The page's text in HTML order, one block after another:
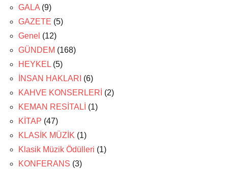
GALA (9)
GAZETE (5)
Genel (12)
GÜNDEM (168)
HEYKEL (5)
İNSAN HAKLARI (6)
KAHVE KONSERLERİ (2)
KEMAN RESİTALİ (1)
KİTAP (47)
KLASİK MÜZİK (1)
Klasik Müzik Ödülleri (1)
KONFERANS (3)